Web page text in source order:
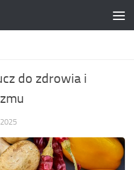
do zdrowia i